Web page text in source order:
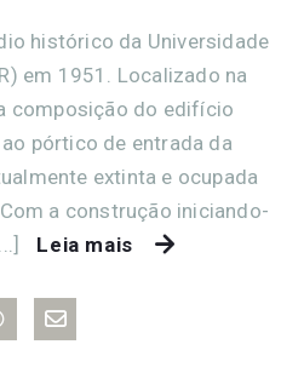
histórico da Universidade
em 1951. Localizado na
composição do edifício
pórtico de entrada da
extinta e ocupada
a construção iniciando-
Leia mais